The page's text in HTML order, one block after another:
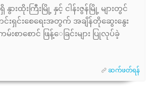
နွားထိုးကြီးမြို့ နှင့် ငါန်းဇွန်မြို့ များတွင်
းရှင်းစေရေးအတွက် အချိန်တိုဆွေးနွေး
းစာစောင် ဖြန့်​ေခြင်းများ ပြုလုပ်ခဲ့
ဆက်ဖတ်ရန်